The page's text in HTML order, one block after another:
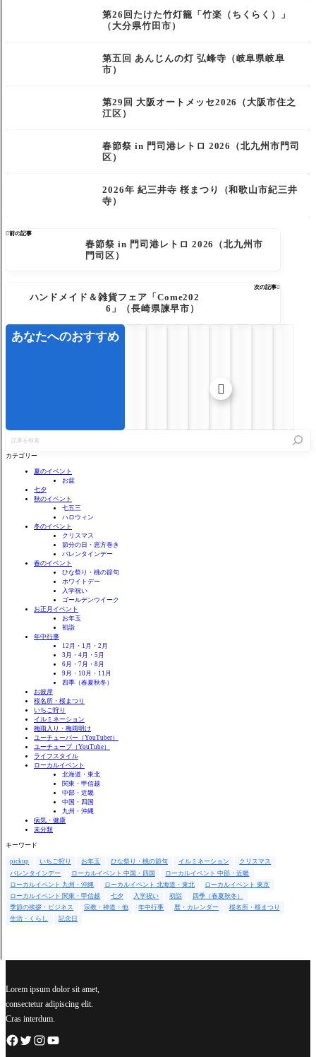
第26回たけた竹灯籠「竹楽（ちくらく）」
（大分県竹田市）
第五回 あんじんの灯 弘峰寺（岐阜県岐阜
市）
第29回 大阪オートメッセ2026（大阪市住之
江区）
春節祭 in 門司港レトロ 2026（北九州市門司
区）
2026年 紀三井寺 桜まつり（和歌山市紀三井
寺）
前の記事
春節祭 in 門司港レトロ 2026（北九州市
門司区）
次の記事
ハンドメイド＆雑貨フェア「Come202
6」（長崎県諫早市）
を
カテゴリー
夏のイベント
お盆
七夕
秋のイベント
七五三
ハロウィン
冬のイベント
クリスマス
節分の日・恵方巻き
バレンタインデー
春のイベント
ひな祭り・桃の節句
ホワイトデー
入学祝い
ゴールデンウイーク
お正月イベント
お年玉
初詣
年中行事
12月・1月・2月
3月・4月・5月
6月・7月・8月
9月・10月・11月
四季（春夏秋冬）
お彼岸
桜名所・桜まつり
いちご狩り
イルミネーション
梅雨入り・梅雨明け
ユーチューバー（YouTuber）
ユーチューブ（YouTube）
ライフスタイル
ローカルイベント
北海道・東北
関東・甲信越
中部・近畿
中国・四国
九州・沖縄
病気・健康
未分類
キーワード
pickup いちご狩り お年玉 ひな祭り・桃の節句 イルミネーション
クリスマス
バレンタインデー
ローカルイベント 中国・四国
ローカルイベント 中部・近畿
ローカルイベント 九州・沖縄
ローカルイベント 北海道・東北
ローカルイベント 東京
ローカルイベント 関東・甲信越
七夕 入学祝い 初詣
四季（春夏秋冬）
季節の挨拶・ビジネス
宗教・神道・他 年中行事 暦・カレンダー
桜名所・桜まつり
生活・くらし
記念日
あなたへのおすすめ

Lorem ipsum dolor sit amet,
consectetur adipiscing elit.
Cras interdum.